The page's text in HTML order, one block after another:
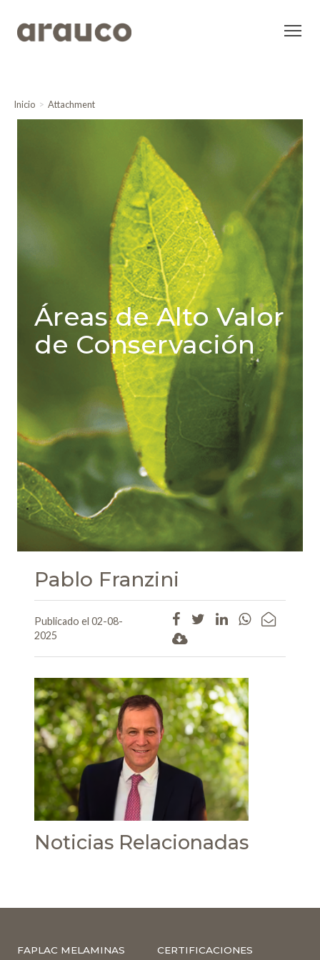
Inicio Attachment
Áreas de Alto Valor
de Conservación
Pablo Franzini
Publicado el 02-08-
2025
Noticias Relacionadas
FAPLAC MELAMINAS CERTIFICACIONES